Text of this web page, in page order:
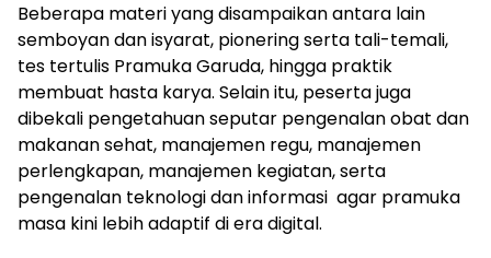
Beberapa materi yang disampaikan antara lain
semboyan dan isyarat, pionering serta tali-temali,
tes tertulis Pramuka Garuda, hingga praktik
membuat hasta karya. Selain itu, peserta juga
dibekali pengetahuan seputar pengenalan obat dan
makanan sehat, manajemen regu, manajemen
perlengkapan, manajemen kegiatan, serta
pengenalan teknologi dan informasi agar pramuka
masa kini lebih adaptif di era digital.